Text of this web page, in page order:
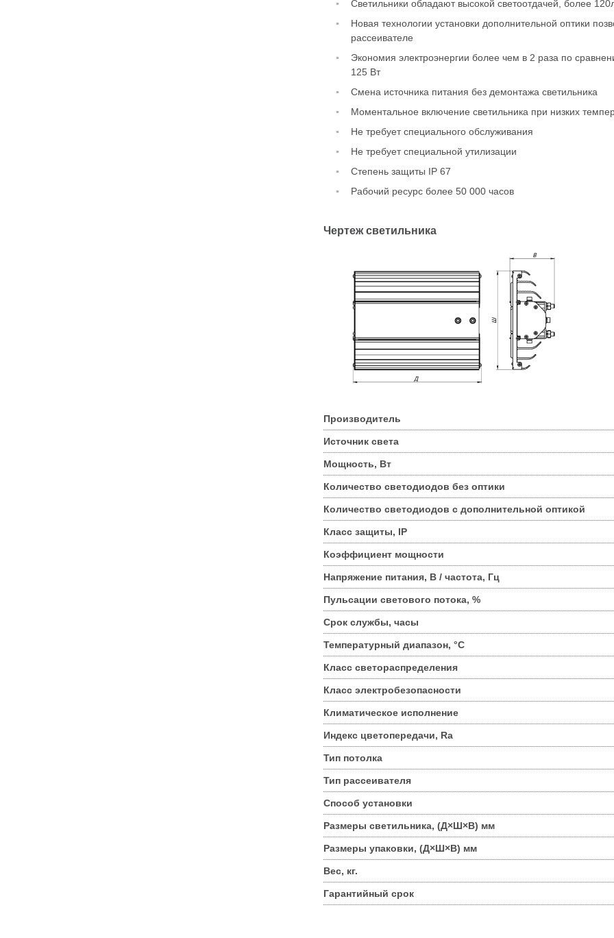
Светильники обладают высокой светоотдачей, более
Новая технологии установки дополнительной оптики
рассеивателе
Экономия электроэнергии более чем в 2 раза по
125 Вт
Смена источника питания без демонтажа светильника
Моментальное включение светильника при низких
Не требует специального обслуживания
Не требует специальной утилизации
Степень защиты IP 67
Рабочий ресурс более 50 000 часов
Чертеж светильника
Производитель
Источник света
Мощность, Вт
Количество светодиодов без оптики
Количество светодиодов с дополнительной оптикой
Класс защиты, IP
Коэффициент мощности
Напряжение питания, В / частота, Гц
Пульсации светового потока, %
Срок службы, часы
Температурный диапазон, °С
Класс светораспределения
Класс электробезопасности
Климатическое исполнение
Индекс цветопередачи, Ra
Тип потолка
Тип рассеивателя
Способ установки
Размеры светильника, (Д×Ш×В) мм
Размеры упаковки, (Д×Ш×В) мм
Вес, кг.
Гарантийный срок